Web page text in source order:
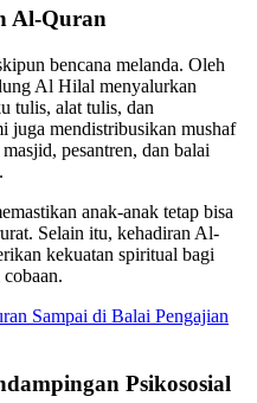
Al-Quran
bencana melanda. Oleh
Al Hilal menyalurkan
tulis, alat tulis, dan
juga mendistribusikan mushaf
pesantren, dan balai
anak-anak tetap bisa
Selain itu, kehadiran Al-
kekuatan spiritual bagi
Sampai di Balai Pengajian
Psikososial